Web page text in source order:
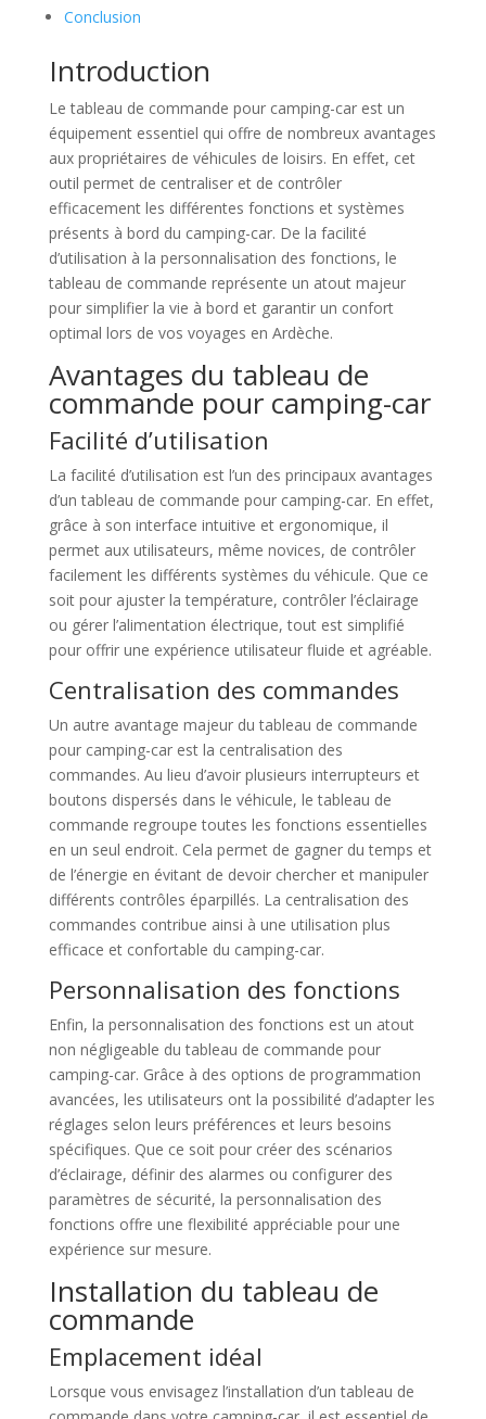
Conclusion
Introduction
Le tableau de commande pour camping-car est un
équipement essentiel qui offre de nombreux avantages
aux propriétaires de véhicules de loisirs. En effet, cet
outil permet de centraliser et de contrôler
efficacement les différentes fonctions et systèmes
présents à bord du camping-car. De la facilité
d’utilisation à la personnalisation des fonctions, le
tableau de commande représente un atout majeur
pour simplifier la vie à bord et garantir un confort
optimal lors de vos voyages en Ardèche.
Avantages du tableau de
commande pour camping-car
Facilité d’utilisation
La facilité d’utilisation est l’un des principaux avantages
d’un tableau de commande pour camping-car. En effet,
grâce à son interface intuitive et ergonomique, il
permet aux utilisateurs, même novices, de contrôler
facilement les différents systèmes du véhicule. Que ce
soit pour ajuster la température, contrôler l’éclairage
ou gérer l’alimentation électrique, tout est simplifié
pour offrir une expérience utilisateur fluide et agréable.
Centralisation des commandes
Un autre avantage majeur du tableau de commande
pour camping-car est la centralisation des
commandes. Au lieu d’avoir plusieurs interrupteurs et
boutons dispersés dans le véhicule, le tableau de
commande regroupe toutes les fonctions essentielles
en un seul endroit. Cela permet de gagner du temps et
de l’énergie en évitant de devoir chercher et manipuler
différents contrôles éparpillés. La centralisation des
commandes contribue ainsi à une utilisation plus
efficace et confortable du camping-car.
Personnalisation des fonctions
Enfin, la personnalisation des fonctions est un atout
non négligeable du tableau de commande pour
camping-car. Grâce à des options de programmation
avancées, les utilisateurs ont la possibilité d’adapter les
réglages selon leurs préférences et leurs besoins
spécifiques. Que ce soit pour créer des scénarios
d’éclairage, définir des alarmes ou configurer des
paramètres de sécurité, la personnalisation des
fonctions offre une flexibilité appréciable pour une
expérience sur mesure.
Installation du tableau de
commande
Emplacement idéal
Lorsque vous envisagez l’installation d’un tableau de